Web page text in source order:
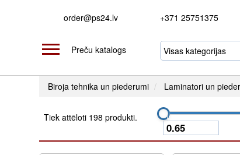
order@ps24.lv +371 25751375
Preču katalogs
Biroja tehnika un piederumi Laminatori un
Tiek attēloti 198 produkti.